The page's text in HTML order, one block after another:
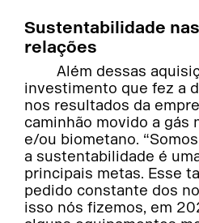
Sustentabilidade
relações
Além dessas
investimento que fez a
nos resultados da
caminhão movido a gás
e/ou biometano.
a sustentabilidade é
principais metas. Esse
pedido constante dos
isso nós fizemos, em